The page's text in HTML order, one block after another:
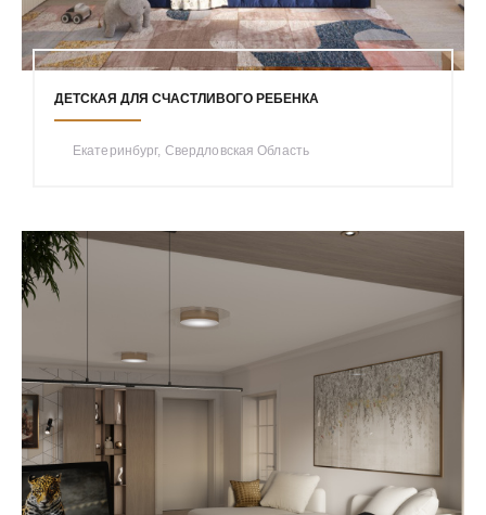
ДЕТСКАЯ ДЛЯ СЧАСТЛИВОГО РЕБЕНКА
Екатеринбург, Свердловская Область